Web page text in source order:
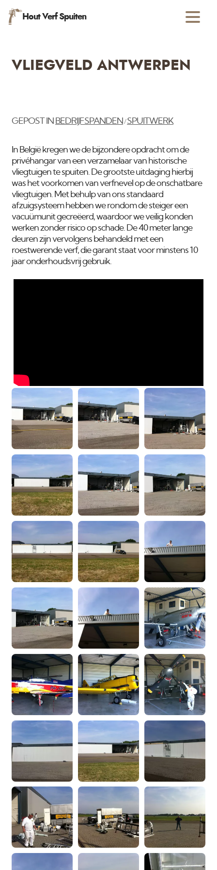
Hout Verf Spuiten
VLIEGVELD ANTWERPEN
GEPOST IN BEDRIJFSPANDEN /SPUITWERK
In België kregen we de bijzondere opdracht om de
privéhangar van een verzamelaar van historische
vliegtuigen te spuiten. De grootste uitdaging hierbij
was het voorkomen van verfnevel op de onschatbare
vliegtuigen. Met behulp van ons standaard
afzuigsysteem hebben we rondom de steiger een
vacuümunit gecreëerd, waardoor we veilig konden
werken zonder risico op schade. De 40 meter lange
deuren zijn vervolgens behandeld met een
roestwerende verf, die garant staat voor minstens 10
jaar onderhoudsvrij gebruik.